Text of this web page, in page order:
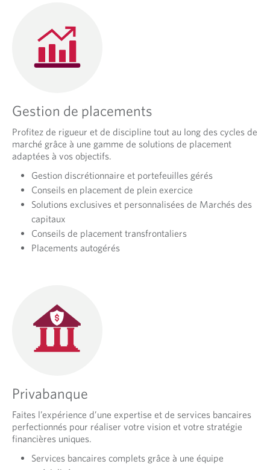
Gestion de placements
Profitez de rigueur et de discipline tout au long des cycles de
marché grâce à une gamme de solutions de placement
adaptées à vos objectifs.
Gestion discrétionnaire et portefeuilles gérés
Conseils en placement de plein exercice
Solutions exclusives et personnalisées de Marchés des
capitaux
Conseils de placement transfrontaliers
Placements autogérés
Privabanque
Faites l’expérience d’une expertise et de services bancaires
perfectionnés pour réaliser votre vision et votre stratégie
financières uniques.
Services bancaires complets grâce à une équipe